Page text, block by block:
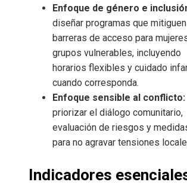
Enfoque de género e
diseñar programas que mitiguen
barreras de acceso para
grupos vulnerables, incluyendo
horarios flexibles y cuidado
cuando corresponda.
Enfoque sensible al conflicto:
priorizar el diálogo comunitario,
evaluación de riesgos y
para no agravar tensiones
Indicadores